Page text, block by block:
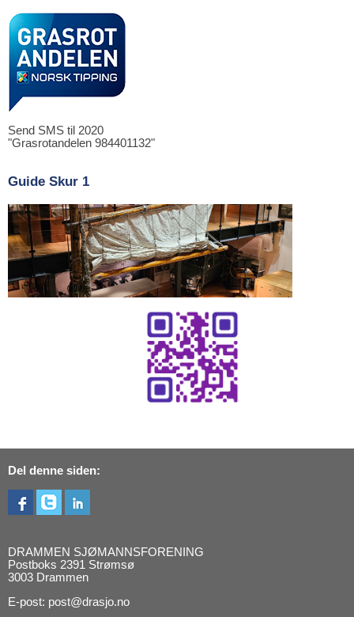
Send SMS til 2020
"Grasrotandelen 984401132"
Guide Skur 1
Del denne siden:
DRAMMEN SJØMANNSFORENING
Postboks 2391 Strømsø
3003 Drammen
E-post: post@drasjo.no